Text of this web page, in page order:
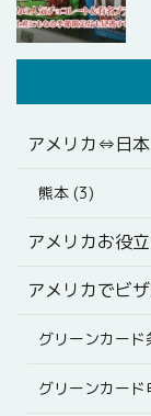
アメリカ⇔日
熊本 (3)
アメリカお役
アメリカでビ
グリーンカー
グリーンカー